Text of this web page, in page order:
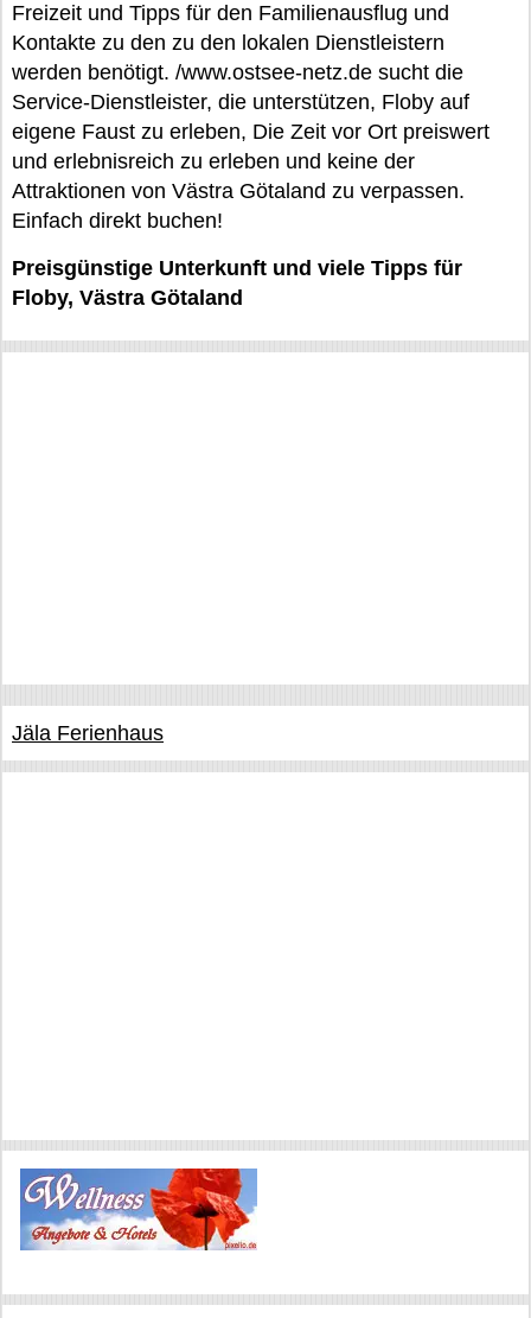
Freizeit und Tipps für den Familienausflug und
Kontakte zu den zu den lokalen Dienstleistern
werden benötigt. /www.ostsee-netz.de sucht die
Service-Dienstleister, die unterstützen, Floby auf
eigene Faust zu erleben, Die Zeit vor Ort preiswert
und erlebnisreich zu erleben und keine der
Attraktionen von Västra Götaland zu verpassen.
Einfach direkt buchen!
Preisgünstige Unterkunft und viele Tipps für
Floby, Västra Götaland
Jäla Ferienhaus